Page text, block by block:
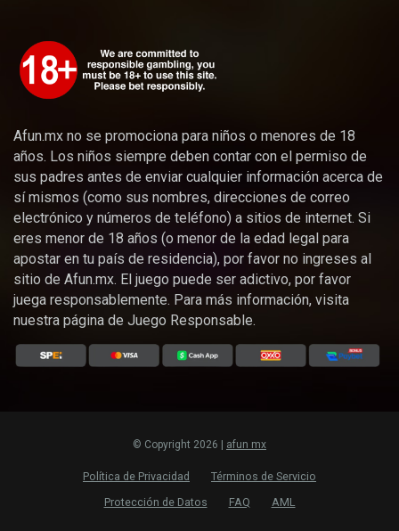
Afun.mx no se promociona para niños o menores de 18
años. Los niños siempre deben contar con el permiso de
sus padres antes de enviar cualquier información acerca de
sí mismos (como sus nombres, direcciones de correo
electrónico y números de teléfono) a sitios de internet. Si
eres menor de 18 años (o menor de la edad legal para
apostar en tu país de residencia), por favor no ingreses al
sitio de Afun.mx. El juego puede ser adictivo, por favor
juega responsablemente. Para más información, visita
nuestra página de Juego Responsable.
© Copyright 2026 | afun mx
Política de Privacidad
Términos de Servicio
Protección de Datos
FAQ AML